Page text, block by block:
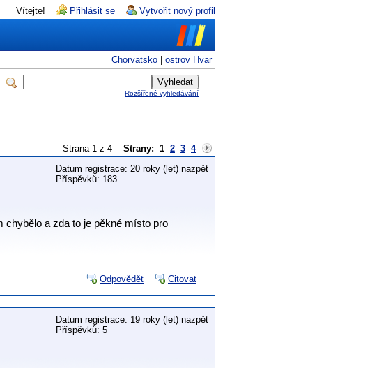
Vítejte! Přihlásit se Vytvořit nový profil
Chorvatsko ostrov Hvar
Rozšířené vyhledávání
Strana 1 z 4 Strany: 1 2 3 4
Datum registrace: 20 roky (let) nazpět
Příspěvků: 183
a zda to je pěkné místo pro
Odpovědět Citovat
Datum registrace: 19 roky (let) nazpět
Příspěvků: 5